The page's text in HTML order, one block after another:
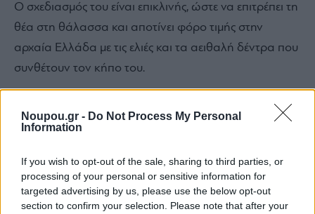
Noupou.gr - Do Not Process My Personal
Information
If you wish to opt-out of the sale, sharing to third parties, or
processing of your personal or sensitive information for
targeted advertising by us, please use the below opt-out
section to confirm your selection. Please note that after your
Ο σχεδιασμός του είναι επικλινής, ώστε να επιτρέπει τη
θέα στη θάλασσα και αποτίνει φόρο τιμής στην
αρχαία Ελλάδα με τις ελιές και τα αειθαλή δέντρα που
συνθέτουν τον κήπο του.